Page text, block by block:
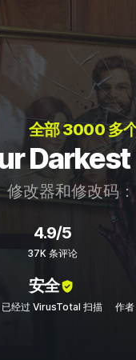
全部 3000 多
修改器和修改码
4.9/5
37K 条评论
安全
已经过 VirusTotal 扫描 作